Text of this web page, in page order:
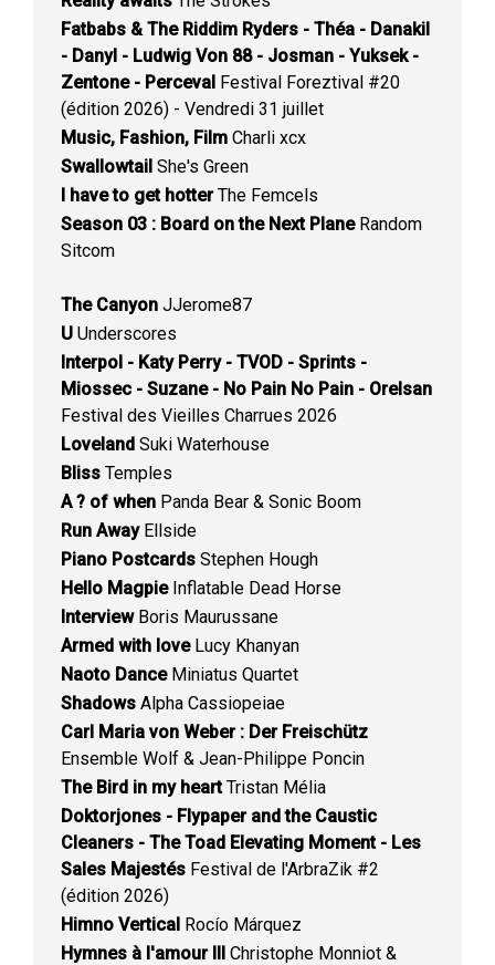
Fatbabs & The Riddim Ryders - Théa - Danakil
- Danyl - Ludwig Von 88 - Josman - Yuksek -
Zentone - Perceval Festival Foreztival #20
(édition 2026) - Vendredi 31 juillet
Music, Fashion, Film Charli xcx
Swallowtail She's Green
I have to get hotterThe Femcels
Season 03 : Board on the Next PlaneRandom
Sitcom
The Canyon JJerome87
U Underscores
Interpol - Katy Perry - TVOD - Sprints -
Miossec - Suzane - No Pain No Pain - Orelsan
Festival des Vieilles Charrues 2026
Loveland Suki Waterhouse
Bliss Temples
A ? of when Panda Bear & Sonic Boom
Run AwayEllside
Piano Postcards Stephen Hough
Hello MagpieInflatable Dead Horse
InterviewBoris Maurussane
Armed with loveLucy Khanyan
Naoto DanceMiniatus Quartet
Shadows Alpha Cassiopeiae
Carl Maria von Weber : Der Freischütz
Ensemble Wolf & Jean-Philippe Poncin
The Bird in my heartTristan Mélia
Doktorjones - Flypaper and the Caustic
Cleaners - The Toad Elevating Moment - Les
Sales Majestés Festival de l'ArbraZik #2
(édition 2026)
Himno Vertical Rocío Márquez
Hymnes à l'amour III Christophe Monniot &